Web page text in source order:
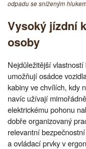
odpadu se sníženým
Vysoký jízdní
osoby
Nejdůležitější
umožňují osádce
kabiny ve chvílích, kdy
navíc užívají
elektrickému pohonu
dobře organizovaný
relevantní
a ovládací prvky v